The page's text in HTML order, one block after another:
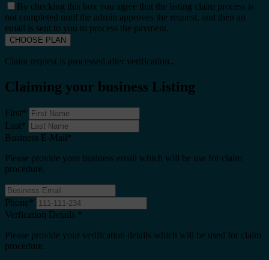
By checking this box you agree that the listing claim process is
not completed until the admin approves the request, and then an
email is sent to you to process the payment.
Claim request is processed after verification..
Claiming your business Listing
First*
Last*
Business E-Mail*
Please provide your business email which will be use for claim
procedure.
Phone*
Verfication Details *
Please provide your verification details which will be used for claim
procedure.